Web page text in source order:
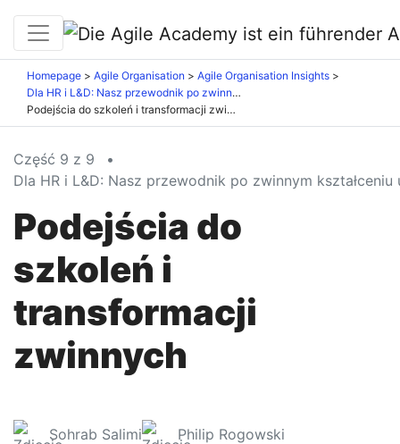
Homepage Agile Organisation
Agile Organisation Insights
Dla HR i L&D: Nasz przewodnik po zwinnym kształceniu ustawicznym
Podejścia do szkoleń i transformacji zwinnych
Część 9 z 9
•
Dla HR i L&D: Nasz przewodnik po zwinnym
Podejścia do
szkoleń i
transformacji
zwinnych
Sohrab Salimi
Philip Rogowski